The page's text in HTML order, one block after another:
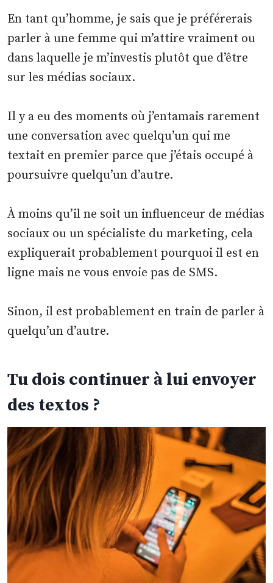
En tant qu’homme, je sais que je préférerais
parler à une femme qui m’attire vraiment ou
dans laquelle je m’investis plutôt que d’être
sur les médias sociaux.
Il y a eu des moments où j’entamais rarement
une conversation avec quelqu’un qui me
textait en premier parce que j’étais occupé à
poursuivre quelqu’un d’autre.
À moins qu’il ne soit un influenceur de médias
sociaux ou un spécialiste du marketing, cela
expliquerait probablement pourquoi il est en
ligne mais ne vous envoie pas de SMS.
Sinon, il est probablement en train de parler à
quelqu’un d’autre.
Tu dois continuer à lui envoyer
des textos ?